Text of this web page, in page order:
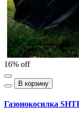
16% off
В корзину
Газонокосилка